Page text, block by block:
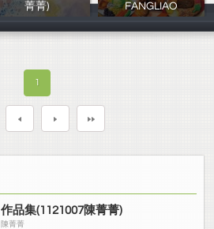
菁菁)
陳菁菁
FANGLIAO
鄭文明、蔡錦鸞
1
作品集(1121007陳菁菁)
陳菁菁